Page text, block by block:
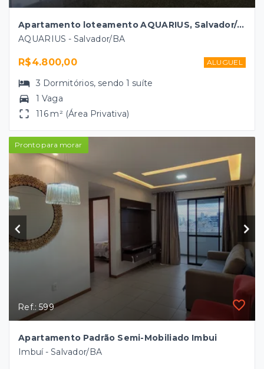
Apartamento loteamento AQUARIUS, Salvador/BA
AQUARIUS - Salvador/BA
R$4.800,00 ALUGUEL
3 Dormitórios, sendo1 suíte
1 Vaga
116 m² (Área Privativa)
Pronto para morar
Ref.: 599
Apartamento Padrão Semi-Mobiliado Imbui
Imbuí - Salvador/BA